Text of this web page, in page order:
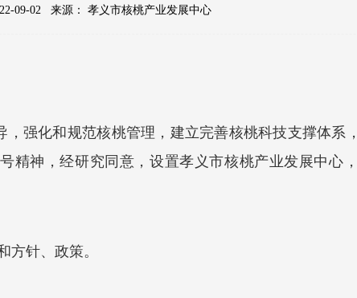
09-02 来源： 孝义市核桃产业发展中心
强化和规范核桃管理，建立完善核桃科技支撑体系
精神，经研究同意，设置孝义市核桃产业发展中心
方针、政策。